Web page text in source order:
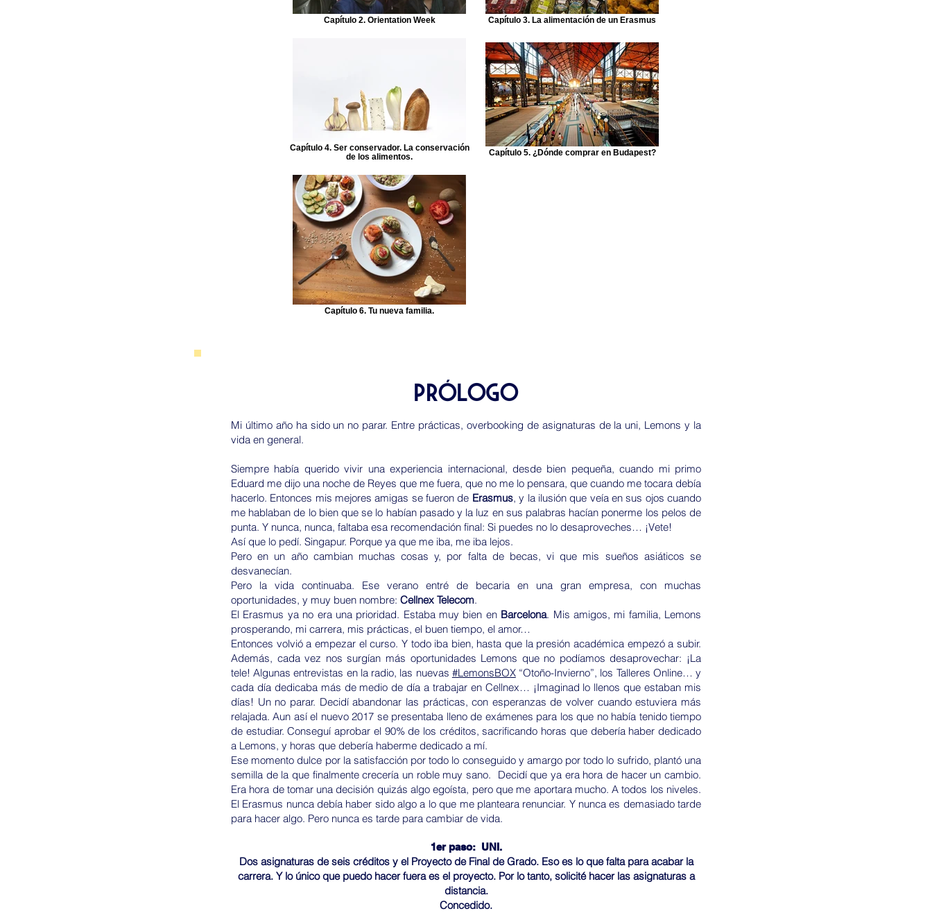
Capítulo 2. Orientation Week Capítulo 3. La alimentación de un Erasmus
Capítulo 4. Ser conservador. La conservación
de los alimentos.
Capítulo 5. ¿Dónde comprar en Budapest?
Capítulo 6. Tu nueva familia.
Prólogo
Mi último año ha sido un no parar. Entre prácticas, overbooking de asignaturas de la uni, Lemons y la
vida en general.
Siempre había querido vivir una experiencia internacional, desde bien pequeña, cuando mi primo
Eduard me dijo una noche de Reyes que me fuera, que no me lo pensara, que cuando me tocara debía
hacerlo. Entonces mis mejores amigas se fueron de Erasmus, y la ilusión que veía en sus ojos cuando
me hablaban de lo bien que se lo habían pasado y la luz en sus palabras hacían ponerme los pelos de
punta. Y nunca, nunca, faltaba esa recomendación final: Si puedes no lo desaproveches… ¡Vete!
Así que lo pedí. Singapur. Porque ya que me iba, me iba lejos.
Pero en un año cambian muchas cosas y, por falta de becas, vi que mis sueños asiáticos se
desvanecían.
Pero la vida continuaba. Ese verano entré de becaria en una gran empresa, con muchas
oportunidades, y muy buen nombre: Cellnex Telecom.
El Erasmus ya no era una prioridad. Estaba muy bien en Barcelona. Mis amigos, mi familia, Lemons
prosperando, mi carrera, mis prácticas, el buen tiempo, el amor…
Entonces volvió a empezar el curso. Y todo iba bien, hasta que la presión académica empezó a subir.
Además, cada vez nos surgían más oportunidades Lemons que no podíamos desaprovechar: ¡La
tele! Algunas entrevistas en la radio, las nuevas #LemonsBOX“Otoño-Invierno”, los Talleres Online… y
cada día dedicaba más de medio de día a trabajar en Cellnex… ¡Imaginad lo llenos que estaban mis
días! Un no parar. Decidí abandonar las prácticas, con esperanzas de volver cuando estuviera más
relajada. Aun así el nuevo 2017 se presentaba lleno de exámenes para los que no había tenido tiempo
de estudiar. Conseguí aprobar el 90% de los créditos, sacrificando horas que debería haber dedicado
a Lemons, y horas que debería haberme dedicado a mí.
Ese momento dulce por la satisfacción por todo lo conseguido y amargo por todo lo sufrido, plantó una
semilla de la que finalmente crecería un roble muy sano. Decidí que ya era hora de hacer un cambio.
Era hora de tomar una decisión quizás algo egoísta, pero que me aportara mucho. A todos los niveles.
El Erasmus nunca debía haber sido algo a lo que me planteara renunciar. Y nunca es demasiado tarde
para hacer algo. Pero nunca es tarde para cambiar de vida.
1er paso: UNI.
Dos asignaturas de seis créditos y el Proyecto de Final de Grado. Eso es lo que falta para acabar la
carrera. Y lo único que puedo hacer fuera es el proyecto. Por lo tanto, solicité hacer las asignaturas a
distancia.
Concedido.